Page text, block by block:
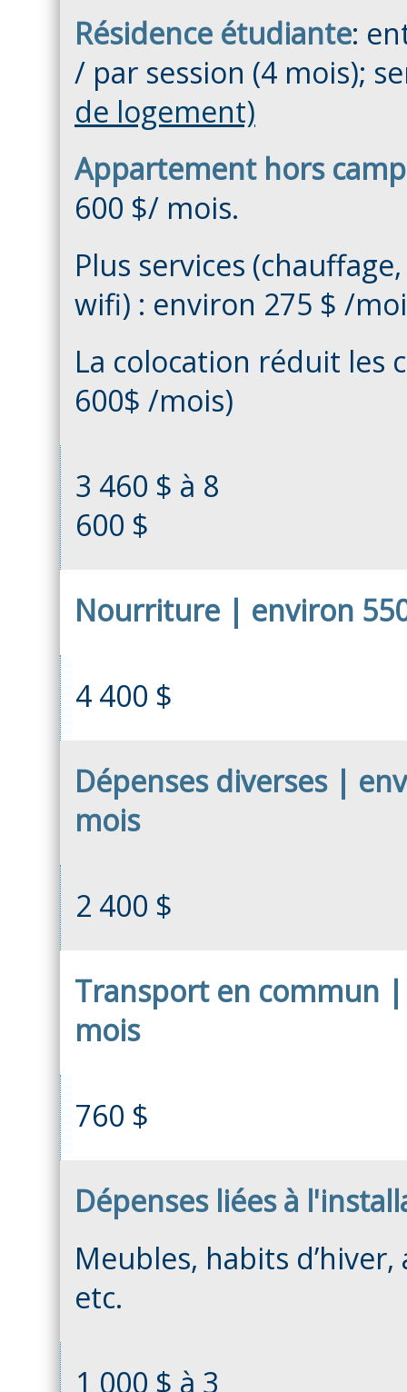
Résidence étudiante:
/ par session (4 mois);
de logement)
Appartement hors
600 $/ mois.
Plus services
wifi) : environ 275 $ /
La colocation réduit les
600$ /mois)
3 460 $ à 8
600 $
Nourriture | environ
4 400 $
Dépenses diverses |
mois
2 400 $
Transport en commun
mois
760 $
Dépenses liées à
Meubles, habits
etc.
1 000 $ à 3